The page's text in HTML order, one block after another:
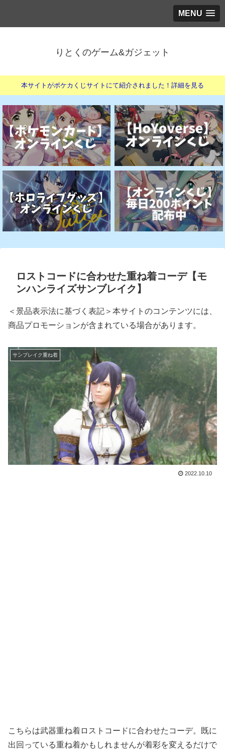
MENU
りとくのゲーム&ガジェット
本サイトがポケカくじサイトにて紹介されました！詳細を見る
ロストコードに合わせた重ね着コーデ【モ
ンハンライズサンブレイク】
＜景品表示法に基づく表記＞本サイトのコンテンツには、
商品プロモーションが含まれている場合があります。
サンブレイク重ね着
2022.10.10
こちらは武器重ね着ロストコードに合わせたコーデ。既に
出回っている重ね着かもしれませんが着彩を変えるだけで